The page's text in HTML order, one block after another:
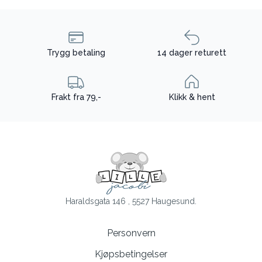
Trygg betaling 14 dager returett
Frakt fra 79,- Klikk & hent
Haraldsgata 146 , 5527 Haugesund.
Personvern
Kjøpsbetingelser